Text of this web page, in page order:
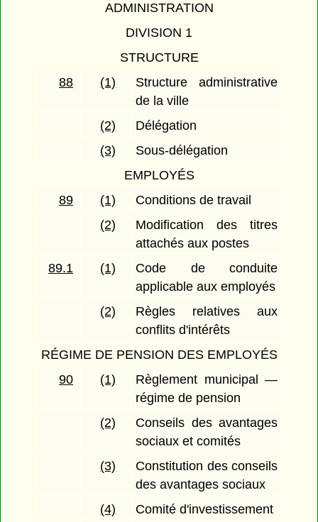
ADMINISTRATION
DIVISION 1
STRUCTURE
88
(1)
Structure administrative
de la ville
(2)
Délégation
(3)
Sous-délégation
EMPLOYÉS
89
(1)
Conditions de travail
(2)
Modification des titres
attachés aux postes
89.1
(1)
Code de conduite
applicable aux employés
(2)
Règles relatives aux
conflits d'intérêts
RÉGIME DE PENSION DES EMPLOYÉS
90
(1)
Règlement municipal —
régime de pension
(2)
Conseils des avantages
sociaux et comités
(3)
Constitution des conseils
des avantages sociaux
(4)
Comité d'investissement